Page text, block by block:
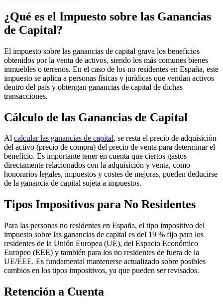
¿Qué es el Impuesto sobre las Ganancias
de Capital?
El impuesto sobre las ganancias de capital grava los beneficios
obtenidos por la venta de activos, siendo los más comunes bienes
inmuebles o terrenos. En el caso de los no residentes en España, este
impuesto se aplica a personas físicas y jurídicas que vendan activos
dentro del país y obtengan ganancias de capital de dichas
transacciones.
Cálculo de las Ganancias de Capital
Al calcular las ganancias de capital, se resta el precio de adquisición
del activo (precio de compra) del precio de venta para determinar el
beneficio. Es importante tener en cuenta que ciertos gastos
directamente relacionados con la adquisición y venta, como
honorarios legales, impuestos y costes de mejoras, pueden deducirse
de la ganancia de capital sujeta a impuestos.
Tipos Impositivos para No Residentes
Para las personas no residentes en España, el tipo impositivo del
impuesto sobre las ganancias de capital es del 19 % fijo para los
residentes de la Unión Europea (UE), del Espacio Económico
Europeo (EEE) y también para los no residentes de fuera de la
UE/EEE. Es fundamental mantenerse actualizado sobre posibles
cambios en los tipos impositivos, ya que pueden ser revisados.
Retención a Cuenta